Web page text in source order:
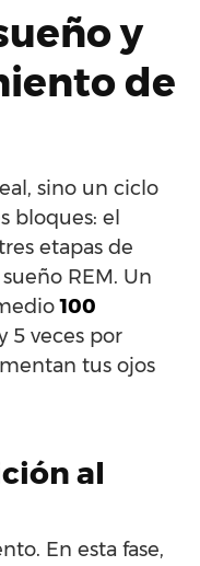
y
de
sino un ciclo
bloques: el
etapas de
REM. Un
100
5 veces por
tus ojos
al
En esta fase,